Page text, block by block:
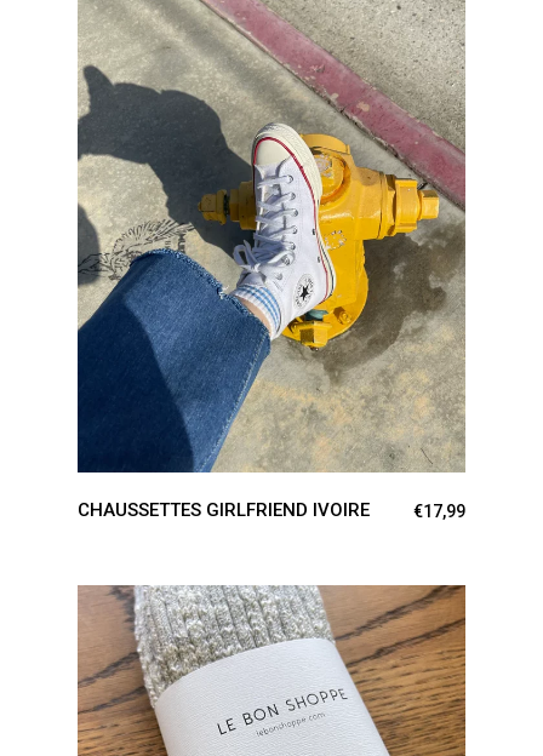
AJOUTER AU PANIER
CHAUSSETTES GIRLFRIEND IVOIRE €17,99